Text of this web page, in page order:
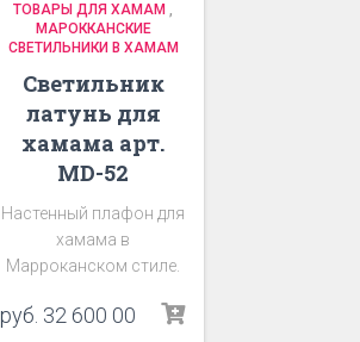
ТОВАРЫ ДЛЯ ХАМАМ ,
МАРОККАНСКИЕ
СВЕТИЛЬНИКИ В ХАМАМ
Светильник
латунь для
хамама арт.
MD-52
Настенный плафон для
хамама в
Марроканском стиле.
руб. 32 600 00